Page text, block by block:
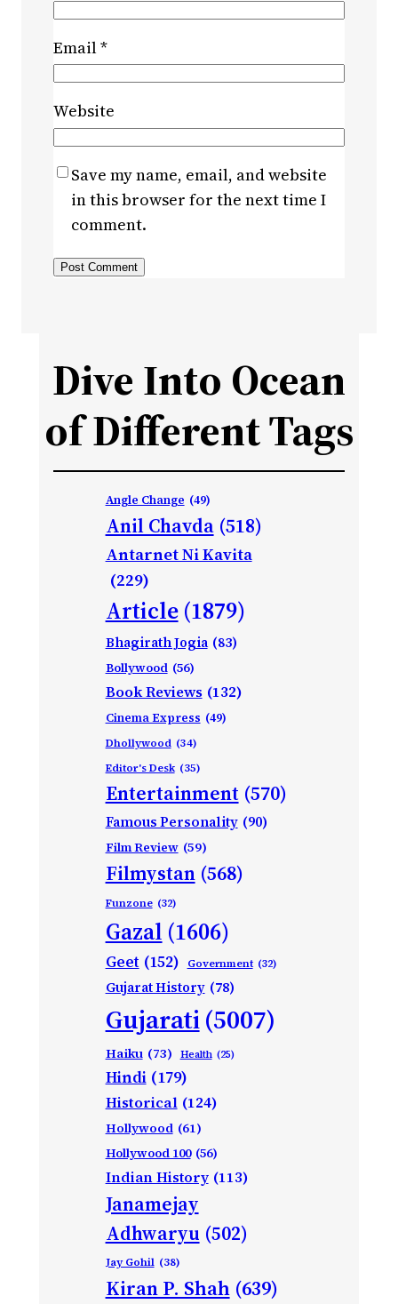
Email*
Website
Save my name, email, and website
in this browser for the next time I
comment.
Dive Into Ocean
of Different Tags
Angle Change (49)
Anil Chavda (518)
Antarnet Ni Kavita
(229)
Article (1879)
Bhagirath Jogia (83)
Bollywood (56)
Book Reviews (132)
Cinema Express (49)
Dhollywood (34)
Editor's Desk (35)
Entertainment (570)
Famous Personality (90)
Film Review (59)
Filmystan (568)
Funzone (32)
Gazal (1606)
Geet (152) Government (32)
Gujarat History (78)
Gujarati(5007)
Haiku (73) Health (25)
Hindi (179)
Historical (124)
Hollywood (61)
Hollywood 100 (56)
Indian History (113)
Janamejay
Adhwaryu (502)
Jay Gohil (38)
Kiran P. Shah (639)